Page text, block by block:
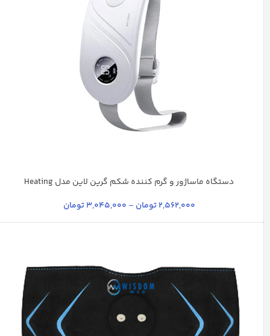
سفیدصورتی صورتی روشن
دستگاه ماساژور و گرم کننده شکم گرین لاین مدل Heating
2,562,000 تومان –
3,045,000 تومان